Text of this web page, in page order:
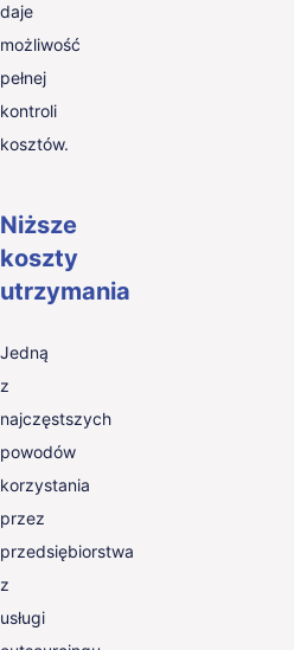
daje
możliwość
pełnej
kontroli
kosztów.
Niższe
koszty
utrzymania
Jedną
z
najczęstszych
powodów
korzystania
przez
przedsiębiorstwa
z
usługi